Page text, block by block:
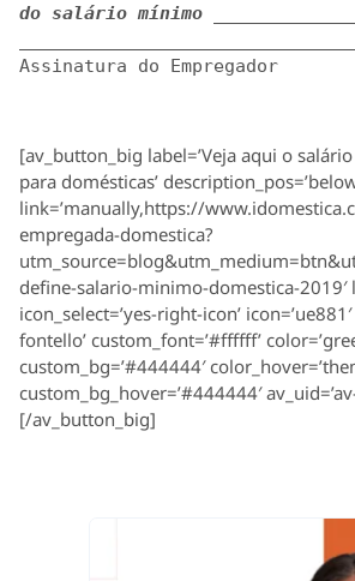
do salário mínimo ________
Assinatura do Empregador
[av_button_big label=’Veja aqui o
para domésticas’
link=’manually,https://
empregada-domestica?
define-salario-minimo-domestica-2019′
icon_select=’yes-right-icon’
fontello’ custom_font=’#ffffff’
custom_bg=’#444444′
custom_bg_hover=’#444444′
[/av_button_big]